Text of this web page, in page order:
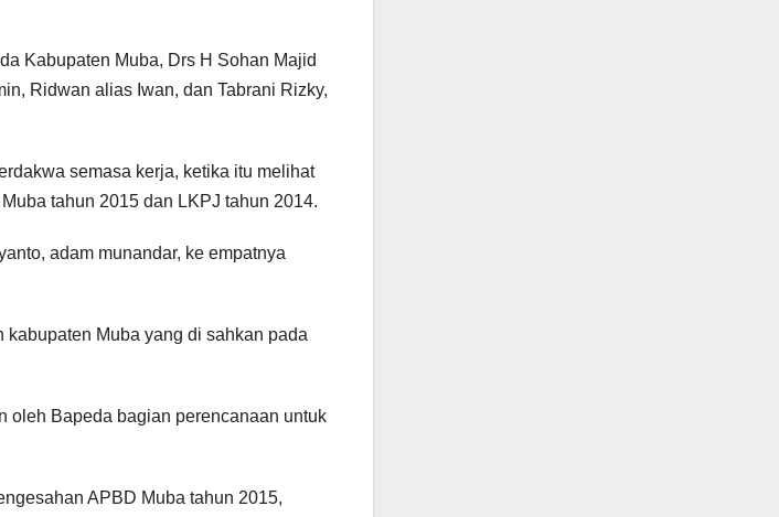
Kabupaten Muba, Drs H Sohan Majid
Ridwan alias Iwan, dan Tabrani Rizky,
semasa kerja, ketika itu melihat
tahun 2015 dan LKPJ tahun 2014.
adam munandar, ke empatnya
Muba yang di sahkan pada
oleh Bapeda bagian perencanaan untuk
APBD Muba tahun 2015,